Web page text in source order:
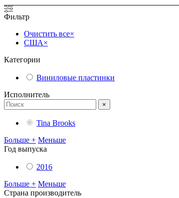
Фильтр
Очистить все×
США×
Категории
Виниловые пластинки
Исполнитель
×
Tina Brooks
Больше + Меньше
Год выпуска
2016
Больше + Меньше
Cтрана производитель